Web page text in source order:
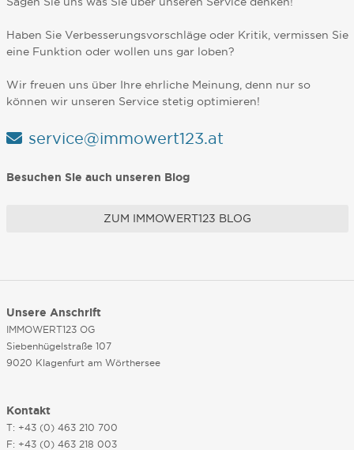
Haben Sie Verbesserungsvorschläge oder Kritik, vermissen Sie
eine Funktion oder wollen uns gar loben?
Wir freuen uns über Ihre ehrliche Meinung, denn nur so
können wir unseren Service stetig optimieren!
service@immowert123.at
Besuchen Sie auch unseren Blog
ZUM IMMOWERT123 BLOG
Unsere Anschrift
IMMOWERT123 OG
Siebenhügelstraße 107
9020 Klagenfurt am Wörthersee
Kontakt
T: +43 (0) 463 210 700
F: +43 (0) 463 218 003